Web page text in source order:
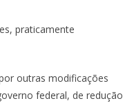
praticamente
outras modificações
federal, de redução